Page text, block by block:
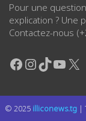
Pour une
explication ? Une
Contactez-nous
Facebook
Instagram
TikTok
X
© 2025 illiconews.tg |